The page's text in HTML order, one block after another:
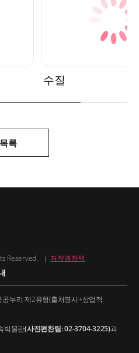
수질
목록
Reserved.
| 저작권정책
누리 제2유형(출처명시+상업적
박물관(사전편찬팀: 02-3704-3225)과